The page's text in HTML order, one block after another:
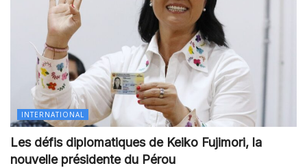
INTERNATIONAL
Les défis diplomatiques de Keiko Fujimori, la
nouvelle présidente du Pérou